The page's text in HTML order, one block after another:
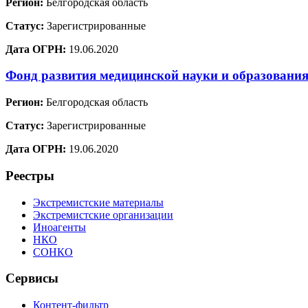
Статус: Зарегистрированные
Дата ОГРН: 19.06.2020
Фонд развития медицинской науки и
Регион: Белгородская область
Статус: Зарегистрированные
Дата ОГРН: 19.06.2020
Реестры
Экстремистские материалы
Экстремистские организации
Иноагенты
НКО
СОНКО
Сервисы
Контент-фильтр